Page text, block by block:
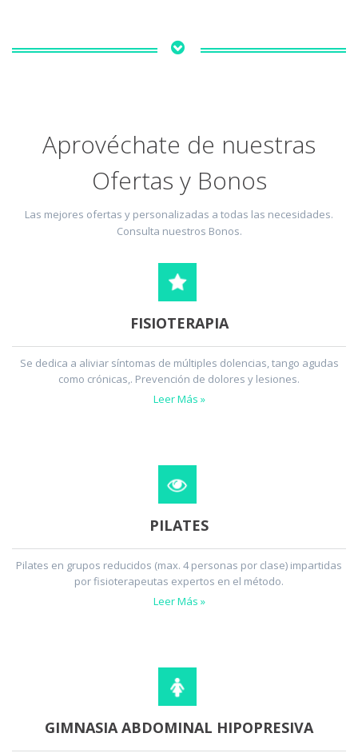
Aprovéchate de nuestras
Ofertas y Bonos
Las mejores ofertas y personalizadas a todas las necesidades.
Consulta nuestros Bonos.
FISIOTERAPIA
Se dedica a aliviar síntomas de múltiples dolencias, tango agudas
como crónicas,. Prevención de dolores y lesiones.
Leer Más »
PILATES
Pilates en grupos reducidos (max. 4 personas por clase) impartidas
por fisioterapeutas expertos en el método.
Leer Más »
GIMNASIA ABDOMINAL HIPOPRESIVA